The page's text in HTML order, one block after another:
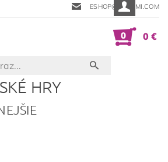
ESHOP@SDETMI.COM
0 0 €
HRY